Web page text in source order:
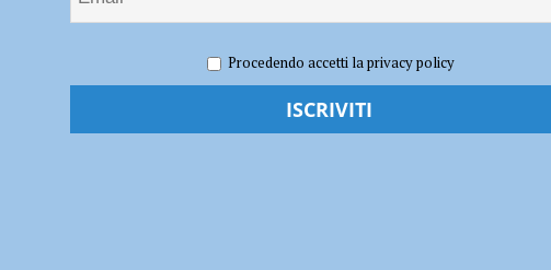
Attualità
Procedendo accetti la privacy policy